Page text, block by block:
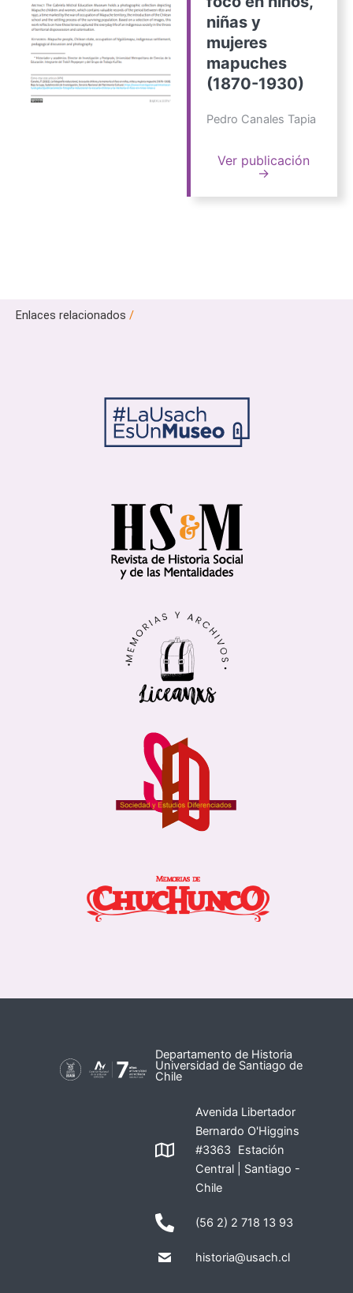
niñas y
mujeres
mapuches
(1870-1930)
Pedro Canales Tapia
Ver publicación
→
Enlaces relacionados /
Departamento de Historia
Universidad de Santiago de
Chile
Avenida Libertador
Bernardo O'Higgins
#3363 Estación
Central | Santiago -
Chile
(56 2) 2 718 13 93
historia@usach.cl